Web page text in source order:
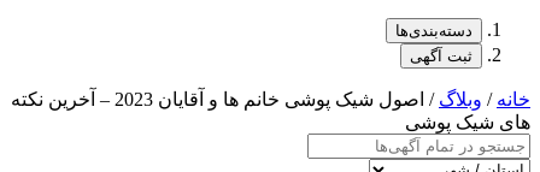
دسته‌بندی‌ها
ثبت آگهی
خانه / وبلاگ
/ اصول شیک پوشی خانم ها و آقایان 2023 – آخرین نکته
های شیک پوشی